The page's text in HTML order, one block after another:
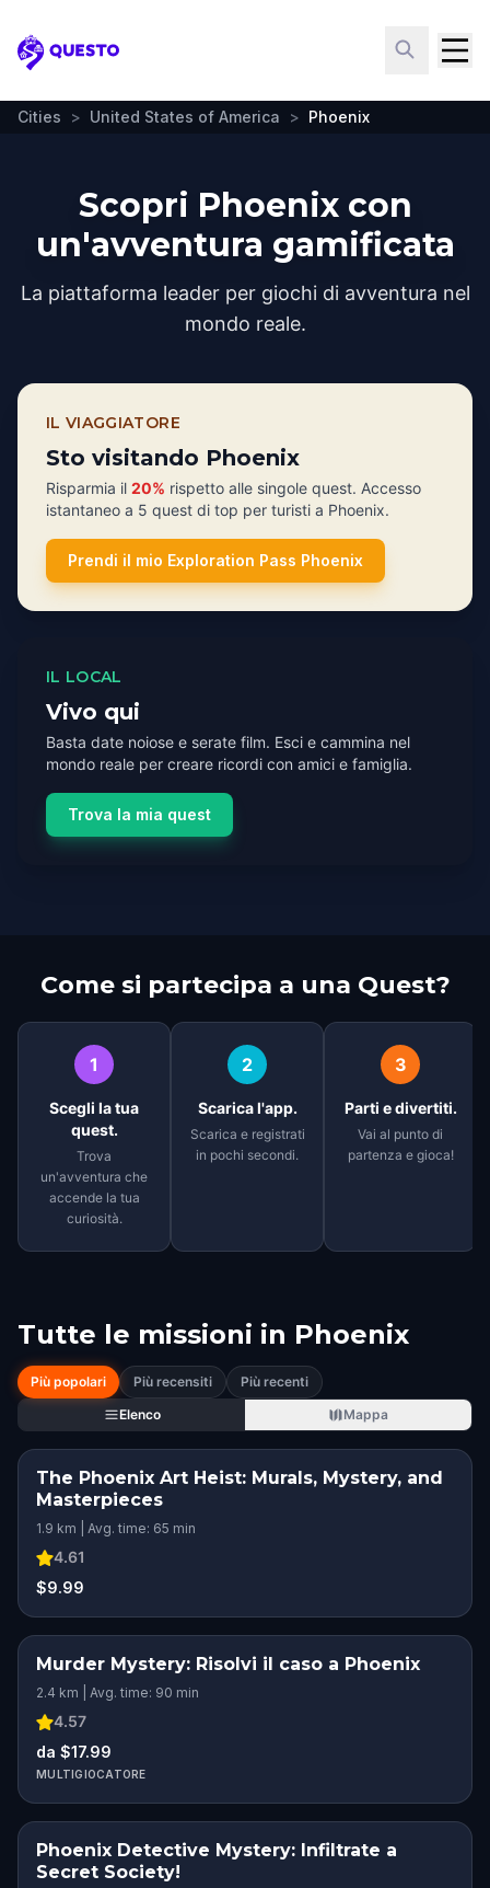
Questo
Cities > United States of America > Phoenix
Scopri Phoenix con
un'avventura gamificata
La piattaforma leader per giochi di avventura nel
mondo reale.
IL VIAGGIATORE
Sto visitando Phoenix
Risparmia il 20% rispetto alle singole quest. Accesso
istantaneo a 5 quest di top per turisti a Phoenix.
Prendi il mio Exploration Pass Phoenix
IL LOCAL
Vivo qui
Basta date noiose e serate film. Esci e cammina nel
mondo reale per creare ricordi con amici e famiglia.
Trova la mia quest
Come si partecipa a una Quest?
1
Scegli la tua
quest.
Trova
un'avventura che
accende la tua
curiosità.
2
Scarica l'app.
Scarica e registrati
in pochi secondi.
3
Parti e divertiti.
Vai al punto di
partenza e gioca!
Tutte le missioni in Phoenix
Più popolari Più recensiti
Più recenti
Elenco
Mappa
The Phoenix Art Heist: Murals, Mystery, and
Masterpieces
1.9 km | Avg. time: 65 min
4.61
$9.99
Murder Mystery: Risolvi il caso a Phoenix
2.4 km | Avg. time: 90 min
4.57
da $17.99
MULTIGIOCATORE
Phoenix Detective Mystery: Infiltrate a
Secret Society!